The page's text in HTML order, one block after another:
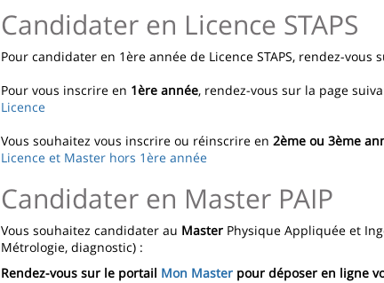
la
page
principale
Candidater en Licence STAPS
Pour candidater en 1ère année de Licence STAPS, rendez-vous
Pour vous inscrire en 1ère année, rendez-vous sur la page
Licence
Vous souhaitez vous inscrire ou réinscrire en 2ème ou 3ème
Licence et Master hors 1ère année
Candidater en Master PAIP
Vous souhaitez candidater au MasterPhysique Appliquée et
Métrologie, diagnostic) :
Rendez-vous sur le portail Mon Masterpour déposer en ligne